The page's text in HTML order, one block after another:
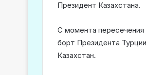
Президент Казахстана.
С момента пересечения
борт Президента
Казахстан.